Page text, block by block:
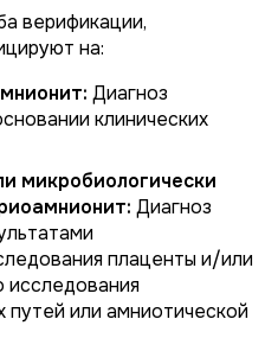
верификации,
на:
Диагноз
клинических
микробиологически
Диагноз
плаценты и/или
исследования
или амниотической